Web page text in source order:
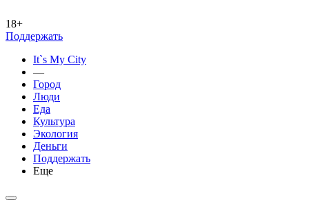
18+
Поддержать
It`s My City
—
Город
Люди
Еда
Культура
Экология
Деньги
Поддержать
Еще